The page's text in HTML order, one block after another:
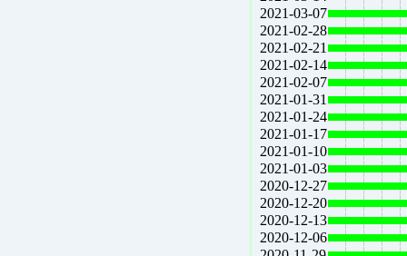
2021-03-07
2021-02-28
2021-02-21
2021-02-14
2021-02-07
2021-01-31
2021-01-24
2021-01-17
2021-01-10
2021-01-03
2020-12-27
2020-12-20
2020-12-13
2020-12-06